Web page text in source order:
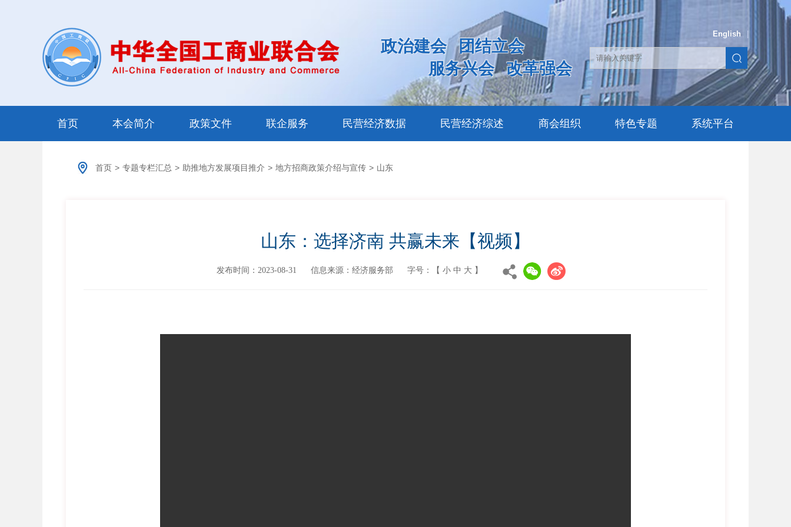
政治建会 团结立会
服务兴会 改革强会
English
首页 本会简介 政策文件 联企服务 民营经济数据 民营经济综述 商会组织 特色专题 系统平台
首页 > 专题专栏汇总 > 助推地方发展项目推介 > 地方招商政策介绍与宣传 > 山东
山东：选择济南 共赢未来【视频】
发布时间：2023-08-31 信息来源：经济服务部 字号：【 小 中 大 】